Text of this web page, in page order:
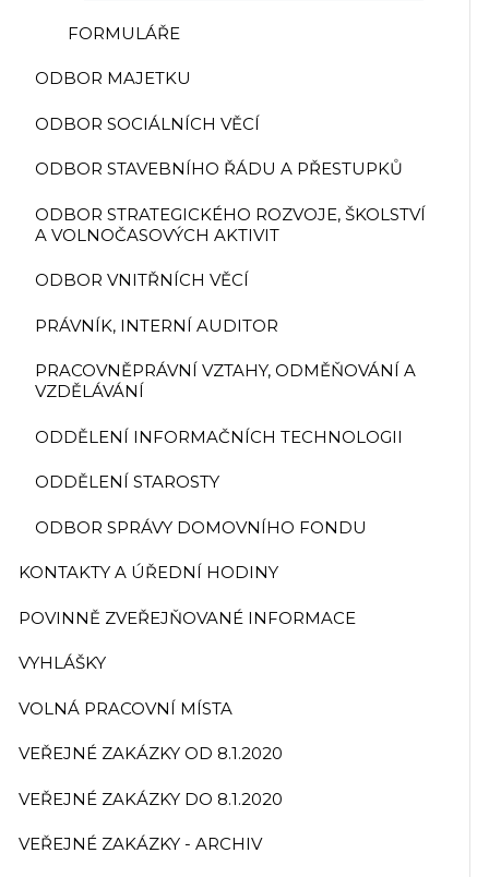
FORMULÁŘE
ODBOR MAJETKU
ODBOR SOCIÁLNÍCH VĚCÍ
ODBOR STAVEBNÍHO ŘÁDU A PŘESTUPKŮ
ODBOR STRATEGICKÉHO ROZVOJE, ŠKOLSTVÍ
A VOLNOČASOVÝCH AKTIVIT
ODBOR VNITŘNÍCH VĚCÍ
PRÁVNÍK, INTERNÍ AUDITOR
PRACOVNĚPRÁVNÍ VZTAHY, ODMĚŇOVÁNÍ A
VZDĚLÁVÁNÍ
ODDĚLENÍ INFORMAČNÍCH TECHNOLOGII
ODDĚLENÍ STAROSTY
ODBOR SPRÁVY DOMOVNÍHO FONDU
KONTAKTY A ÚŘEDNÍ HODINY
POVINNĚ ZVEŘEJŇOVANÉ INFORMACE
VYHLÁŠKY
VOLNÁ PRACOVNÍ MÍSTA
VEŘEJNÉ ZAKÁZKY OD 8.1.2020
VEŘEJNÉ ZAKÁZKY DO 8.1.2020
VEŘEJNÉ ZAKÁZKY - ARCHIV